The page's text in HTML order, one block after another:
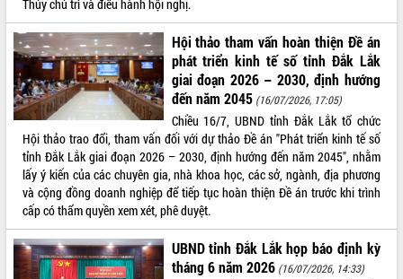
văn hóa, thể thao đáp ứng yêu cầu
phát triển mới
Thường trực HĐND tỉnh Đắk Lắk gặp
mặt Đoàn chuyên gia y tế TP. Hồ Chí
Minh
Lễ truy điệu và an táng hài cốt liệt sĩ
tại Nghĩa trang Liệt sĩ xã Sơn Hòa
Bàn giải pháp tháo gỡ khó khăn trong
xuất khẩu sầu riêng và triển khai quy
định EUDR
Thứ trưởng Bộ Nông nghiệp và Môi
trường Nguyễn Hoàng Hiệp khảo sát
vùng trồng và doanh nghiệp đóng gói
sầu riêng tại Đắk Lắk
LIÊN KẾT WEB
THỐNG KÊ TRUY CẬP
Hôm nay: 30547
Tất cả:
66043287
Thủy chủ trì và điều hành hội nghị.
Hội thảo tham vấn hoàn thiện Đề án
phát triển kinh tế số tỉnh Đắk Lắk
giai đoạn 2026 – 2030, định hướng
đến năm 2045 (16/07/2026, 17:05)
Chiều 16/7, UBND tỉnh Đắk Lắk tổ chức
Hội thảo trao đổi, tham vấn đối với dự thảo Đề án "Phát triển kinh tế số
tỉnh Đắk Lắk giai đoạn 2026 – 2030, định hướng đến năm 2045", nhằm
lấy ý kiến của các chuyên gia, nhà khoa học, các sở, ngành, địa phương
và cộng đồng doanh nghiệp để tiếp tục hoàn thiện Đề án trước khi trình
cấp có thẩm quyền xem xét, phê duyệt.
UBND tỉnh Đắk Lắk họp báo định kỳ
tháng 6 năm 2026 (16/07/2026, 14:33)